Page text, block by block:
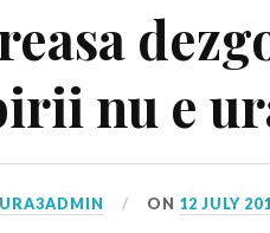
nu e
ON 12 JULY